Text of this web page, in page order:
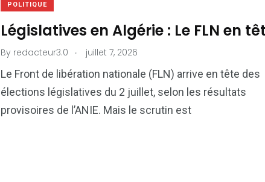
POLITIQUE
Législatives en Algérie : Le FLN en
By redacteur3.0 . juillet 7, 2026
Le Front de libération nationale (FLN) arrive en tête des
élections législatives du 2 juillet, selon les résultats
provisoires de l’ANIE. Mais le scrutin est